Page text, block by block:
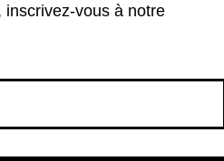
inscrivez-vous à notre